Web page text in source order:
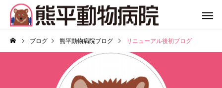
ブログ 熊平動物病院ブログ リニューアル後初ブログ